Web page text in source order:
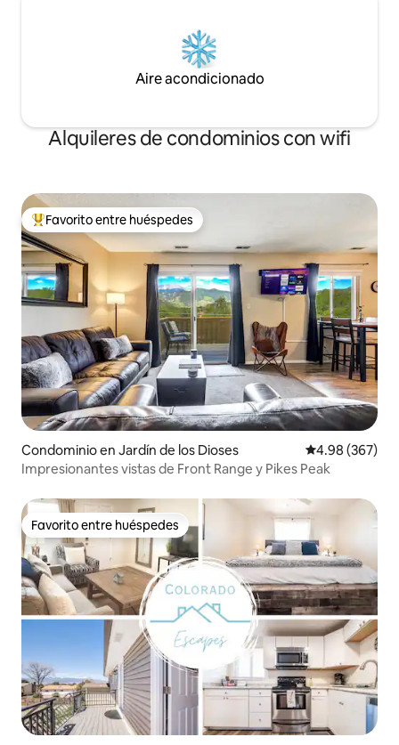
Aire acondicionado
Alquileres de condominios con wifi
De los mejores en Favorito entre huéspedes
Favorito entre huéspedes
Condominio en Jardín de los Dioses Calificación
4.98 (367)
Impresionantes vistas de Front Range y Pikes Peak
Favorito entre huéspedes
Favorito entre huéspedes